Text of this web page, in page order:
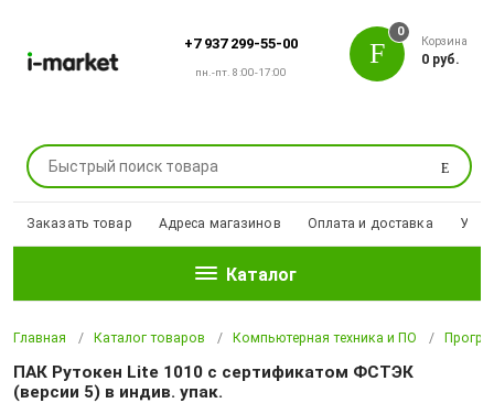
+7 937 299-55-00
пн.-пт. 8:00-17:00
Поиск
0
Корзина
0 руб.
Заказать товар Адреса магазинов Оплата и доставка
Каталог
Главная Каталог товаров Компьютерная техника и ПО
ПАК Рутокен Lite 1010 с сертификатом ФСТЭК
(версии 5) в индив. упак.